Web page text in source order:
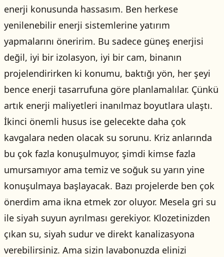
enerji konusunda hassasım. Ben herkese
yenilenebilir enerji sistemlerine yatırım
yapmalarını öneririm. Bu sadece güneş enerjisi
değil, iyi bir izolasyon, iyi bir cam, binanın
projelendirirken ki konumu, baktığı yön, her şeyi
bence enerji tasarrufuna göre planlamalılar. Çünkü
artık enerji maliyetleri inanılmaz boyutlara ulaştı.
İkinci önemli husus ise gelecekte daha çok
kavgalara neden olacak su sorunu. Kriz anlarında
bu çok fazla konuşulmuyor, şimdi kimse fazla
umursamıyor ama temiz ve soğuk su yarın yine
konuşulmaya başlayacak. Bazı projelerde ben çok
önerdim ama ikna etmek zor oluyor. Mesela gri su
ile siyah suyun ayrılması gerekiyor. Klozetinizden
çıkan su, siyah sudur ve direkt kanalizasyona
verebilirsiniz. Ama sizin lavabonuzda elinizi